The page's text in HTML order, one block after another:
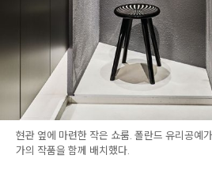
현관 옆에 마련한 작은 쇼룸. 폴란드 유리공예
가의 작품을 함께 배치했다.